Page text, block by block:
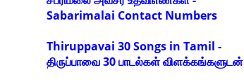
Sabarimalai Contact Numbers
Thiruppavai 30 Songs in Tamil -
திருப்பாவை 30 பாடல்கள் விளக்கங்களுடன்